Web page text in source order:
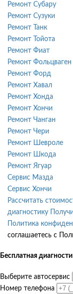
Ремонт Субару
Ремонт Сузуки
Ремонт Танк
Ремонт Тойота
Ремонт Фиат
Ремонт Фольцваген
Ремонт Форд
Ремонт Хавал
Ремонт Хонда
Ремонт Хончи
Ремонт Чанган
Ремонт Чери
Ремонт Шевроле
Ремонт Шкода
Ремонт Ягуар
Сервис Мазда
Сервис Хончи
Рассчитать
диагностику
Политика
соглашаетесь с
Бесплатная
Выберите автосервис
Номер телефона